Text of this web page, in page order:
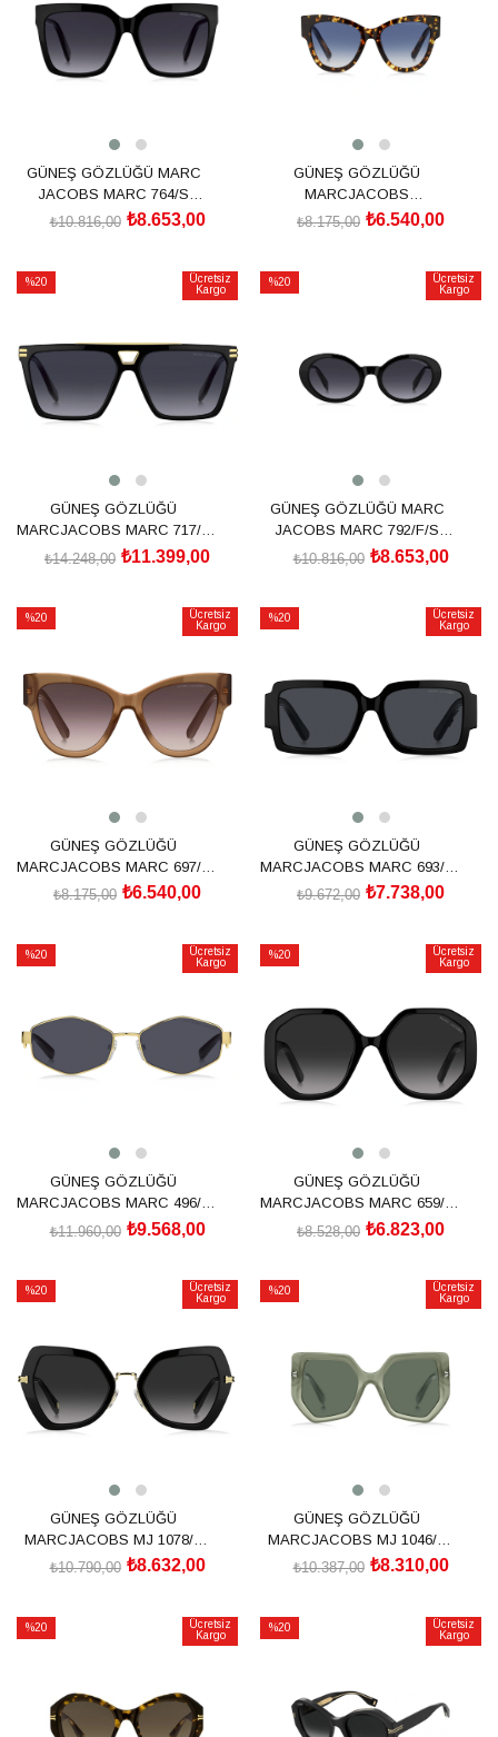
GÜNEŞ GÖZLÜĞÜ MARC
JACOBS MARC 764/S
207610807579O₺8.653,00
₺10.816,00
GÜNEŞ GÖZLÜĞÜ
MARCJACOBS
2064380865308₺6.540,00
₺8.175,00
%20
Ücretsiz
Kargo
GÜNEŞ GÖZLÜĞÜ
MARCJACOBS MARC 717/S
206401807589O₺11.399,00
₺14.248,00
%20
Ücretsiz
Kargo
GÜNEŞ GÖZLÜĞÜ MARC
JACOBS MARC 792/F/S
207616807539O₺8.653,00
₺10.816,00
%20
Ücretsiz
Kargo
GÜNEŞ GÖZLÜĞÜ
MARCJACOBS MARC 697/S
2064382LF53HA
₺6.540,00
₺8.175,00
%20
Ücretsiz
Kargo
GÜNEŞ GÖZLÜĞÜ
MARCJACOBS MARC 693/S
20643680S552K
₺7.738,00
₺9.672,00
%20
Ücretsiz
Kargo
GÜNEŞ GÖZLÜĞÜ
MARCJACOBS MARC 496/S
203465J5G55IR₺9.568,00
₺11.960,00
%20
Ücretsiz
Kargo
GÜNEŞ GÖZLÜĞÜ
MARCJACOBS MARC 659/S
205875807539O
₺6.823,00
₺8.528,00
%20
Ücretsiz
Kargo
GÜNEŞ GÖZLÜĞÜ
MARCJACOBS MJ 1078/S
205851807529O₺8.632,00
₺10.790,00
%20
Ücretsiz
Kargo
GÜNEŞ GÖZLÜĞÜ
MARCJACOBS MJ 1046/S
2047691ED52QT₺8.310,00
₺10.387,00
%20
Ücretsiz
Kargo
%20
Ücretsiz
Kargo